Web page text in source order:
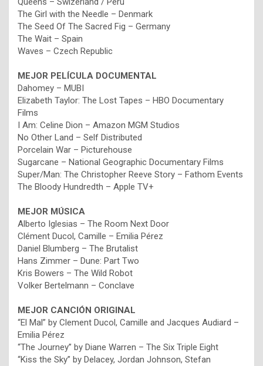
The Girl with the Needle – Denmark
The Seed Of The Sacred Fig – Germany
The Wait – Spain
Waves – Czech Republic
MEJOR PELÍCULA DOCUMENTAL
Dahomey – MUBI
Elizabeth Taylor: The Lost Tapes – HBO Documentary
Films
I Am: Celine Dion – Amazon MGM Studios
No Other Land – Self Distributed
Porcelain War – Picturehouse
Sugarcane – National Geographic Documentary Films
Super/Man: The Christopher Reeve Story – Fathom Events
The Bloody Hundredth – Apple TV+
MEJOR MÚSICA
Alberto Iglesias – The Room Next Door
Clément Ducol, Camille – Emilia Pérez
Daniel Blumberg – The Brutalist
Hans Zimmer – Dune: Part Two
Kris Bowers – The Wild Robot
Volker Bertelmann – Conclave
MEJOR CANCIÓN ORIGINAL
“El Mal” by Clement Ducol, Camille and Jacques Audiard –
Emilia Pérez
“The Journey” by Diane Warren – The Six Triple Eight
“Kiss the Sky” by Delacey, Jordan Johnson, Stefan